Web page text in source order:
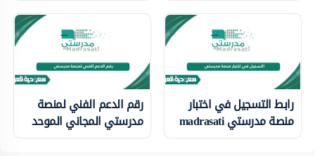
رابط التسجيل في اختبار
منصة مدرستي madrasati
رقم الدعم الفني لمنصة
مدرستي المجاني الموحد